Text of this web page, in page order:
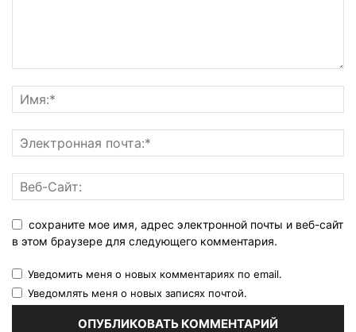
сохраните мое имя, адрес электронной почты и веб-сайт
в этом браузере для следующего комментария.
Уведомить меня о новых комментариях по email.
Уведомлять меня о новых записях почтой.